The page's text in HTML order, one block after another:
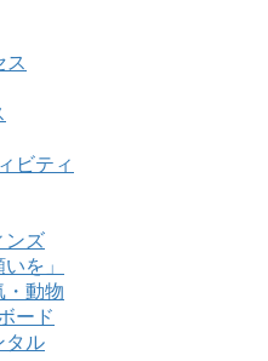
ス
ビティ
ンズ
を」
・動物
ード
タル